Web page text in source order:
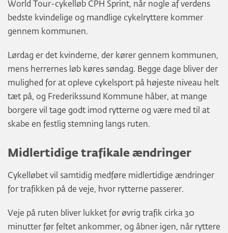
World Tour-cykelløb CPH Sprint, når nogle af verdens
bedste kvindelige og mandlige cykelryttere kommer
gennem kommunen.
Lørdag er det kvinderne, der kører gennem kommunen,
mens herrernes løb køres søndag. Begge dage bliver der
mulighed for at opleve cykelsport på højeste niveau helt
tæt på, og Frederikssund Kommune håber, at mange
borgere vil tage godt imod rytterne og være med til at
skabe en festlig stemning langs ruten.
Midlertidige trafikale ændringer
Cykelløbet vil samtidig medføre midlertidige ændringer
for trafikken på de veje, hvor rytterne passerer.
Veje på ruten bliver lukket for øvrig trafik cirka 30
minutter før feltet ankommer, og åbner igen, når ryttere